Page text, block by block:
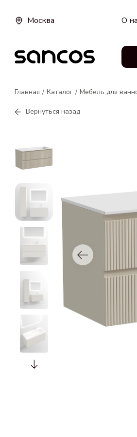
Москва О
Главная Каталог Мебель для
Вернуться назад